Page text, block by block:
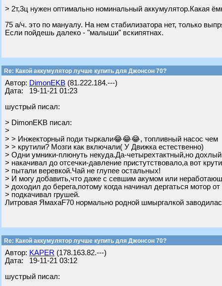
> 2т,3ц нужен оптимально номинальный аккумулятор.Какая
75 а/ч. это по мануалу. На нем стабилизатора нет, только
Если пойдешь далеко - "малыши" вскипятнах.
Re: Какой аккумулятор лучше купить для Джонсон 70?
Автор: DimonEKB (81.222.184.---)
Дата: 19-11-21 01:23
шустрый писал:
> DimonEKB писал:
>
> > Инжекторный поди тыркали😂😂😂, топливный насос чем
> > крутили? Мозги как включали( У Движка естественно)
> Одни умники-плюнуть некуда.Да-четырехтактный,но
> накачивал до отсечки-давление пристутствовало,а вот
> пытали веревкой.Чай не глупее остальных!
> И могу добавить,что даже с севшим акумом или
> доходил до берега,потому когда начинал дергаться мотор от
> подкачивал грушей.
Литровая ЯмахаF70 нормально родной шмыргалкой
Re: Какой аккумулятор лучше купить для Джонсон 70?
Автор: KAPER (178.163.82.---)
Дата: 19-11-21 03:12
шустрый писал: